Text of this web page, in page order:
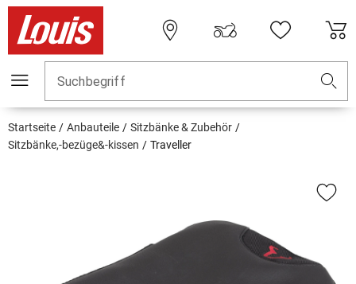
Suchbegriff
Startseite Anbauteile
Sitzbänke & Zubehör
Sitzbänke,-bezüge&-kissen
Traveller